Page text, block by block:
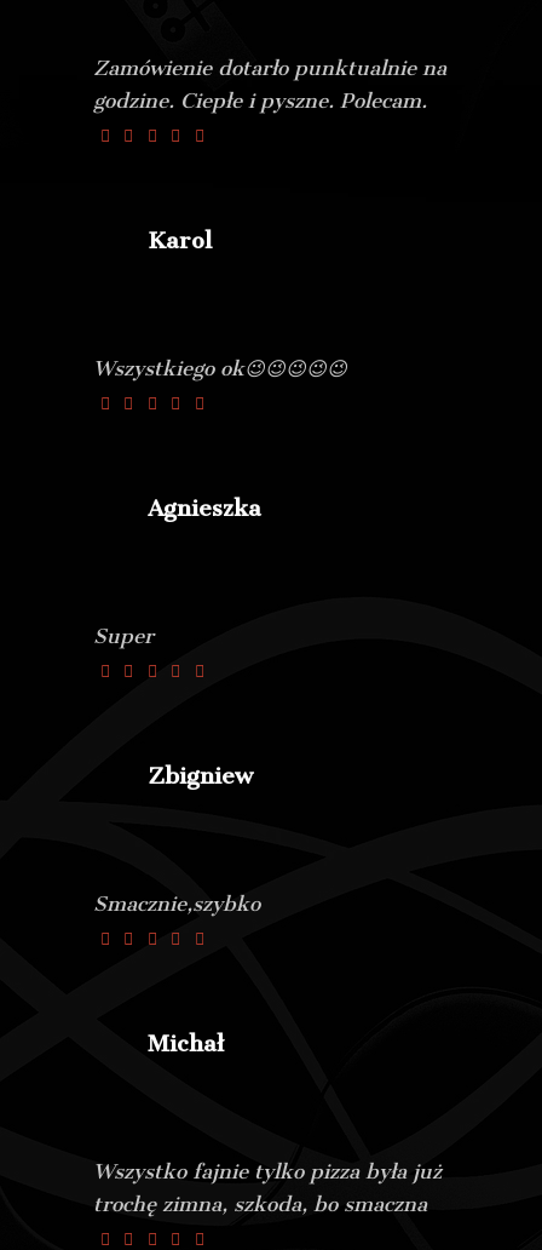
Zamówienie dotarło punktualnie na
godzine. Ciepłe i pyszne. Polecam.
Karol
Wszystkiego ok😉😉😉😉😉
Agnieszka
Super
Zbigniew
Smacznie,szybko
Michał
Wszystko fajnie tylko pizza była już
trochę zimna, szkoda, bo smaczna